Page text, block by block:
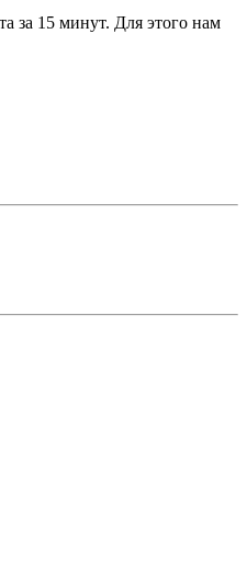
за 15 минут. Для этого нам